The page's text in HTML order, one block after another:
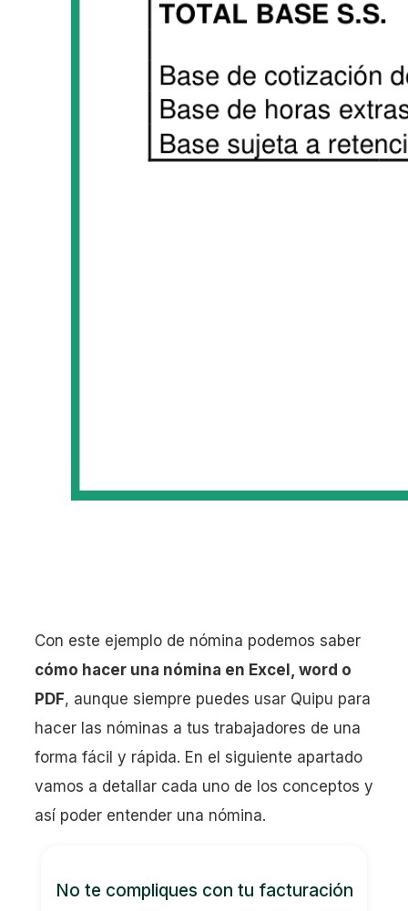
Con este ejemplo de nómina podemos saber
cómo hacer una nómina en Excel, word o
PDF, aunque siempre puedes usar Quipu para
hacer las nóminas a tus trabajadores de una
forma fácil y rápida. En el siguiente apartado
vamos a detallar cada uno de los conceptos y
así poder entender una nómina.
No te compliques con tu facturación